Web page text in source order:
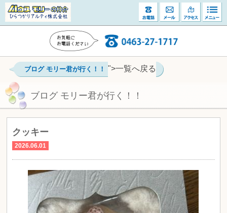
ブログ モリー君が行く！！ ">一覧へ戻る
ブログ モリー君が行く！！
クッキー
2026.06.01